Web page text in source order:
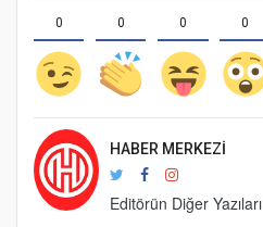
0 0 0 0
HABER MERKEZI
Editörün Diğer Yazıları